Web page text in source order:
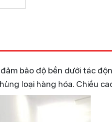
bảo độ bền dưới tác
loại hàng hóa. Chiều